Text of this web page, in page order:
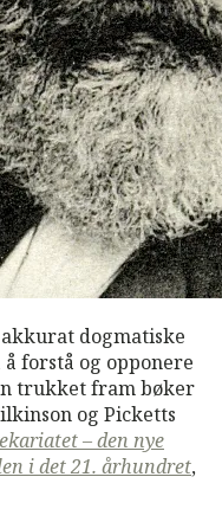
dogmatiske
forstå og opponere
trukket fram bøker
og Picketts
– den nye
i det 21. århundret,